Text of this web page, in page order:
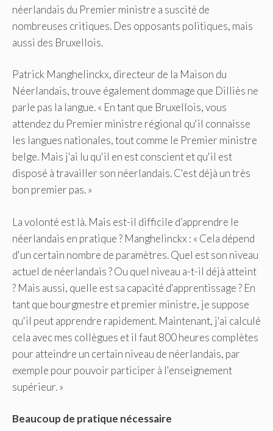
néerlandais du Premier ministre a suscité de
nombreuses critiques. Des opposants politiques, mais
aussi des Bruxellois.
Patrick Manghelinckx, directeur de la Maison du
Néerlandais, trouve également dommage que Dilliès ne
parle pas la langue. « En tant que Bruxellois, vous
attendez du Premier ministre régional qu'il connaisse
les langues nationales, tout comme le Premier ministre
belge. Mais j'ai lu qu'il en est conscient et qu'il est
disposé à travailler son néerlandais. C'est déjà un très
bon premier pas. »
La volonté est là. Mais est-il difficile d’apprendre le
néerlandais en pratique ? Manghelinckx : « Cela dépend
d'un certain nombre de paramètres. Quel est son niveau
actuel de néerlandais ? Ou quel niveau a-t-il déjà atteint
? Mais aussi, quelle est sa capacité d'apprentissage ? En
tant que bourgmestre et premier ministre, je suppose
qu'il peut apprendre rapidement. Maintenant, j'ai calculé
cela avec mes collègues et il faut 800 heures complètes
pour atteindre un certain niveau de néerlandais, par
exemple pour pouvoir participer à l'enseignement
supérieur. »
Beaucoup de pratique nécessaire